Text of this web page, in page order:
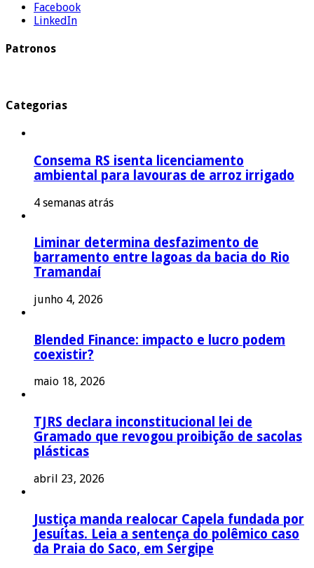
Facebook
LinkedIn
Patronos
Categorias
Consema RS isenta licenciamento
ambiental para lavouras de arroz irrigado
4 semanas atrás
Liminar determina desfazimento de
barramento entre lagoas da bacia do Rio
Tramandaí
junho 4, 2026
Blended Finance: impacto e lucro podem
coexistir?
maio 18, 2026
TJRS declara inconstitucional lei de
Gramado que revogou proibição de sacolas
plásticas
abril 23, 2026
Justiça manda realocar Capela fundada por
Jesuítas. Leia a sentença do polêmico caso
da Praia do Saco, em Sergipe